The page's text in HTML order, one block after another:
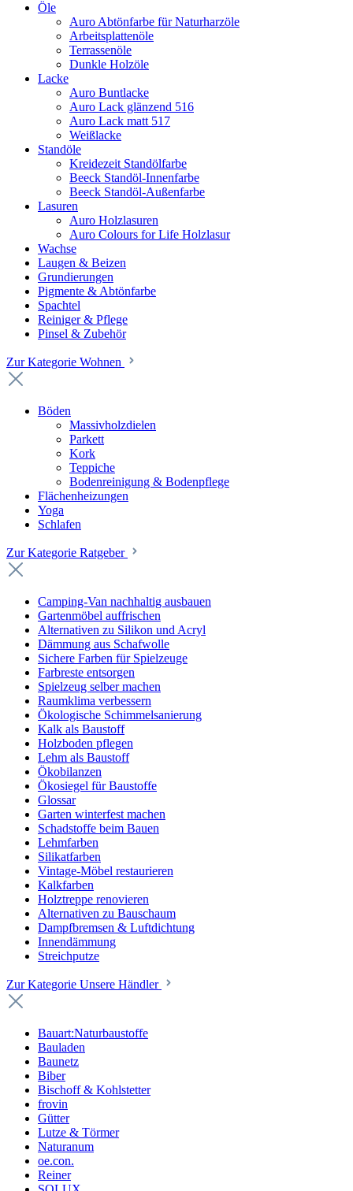
Öle
Auro Abtönfarbe für Naturharzöle
Arbeitsplattenöle
Terrassenöle
Dunkle Holzöle
Lacke
Auro Buntlacke
Auro Lack glänzend 516
Auro Lack matt 517
Weißlacke
Standöle
Kreidezeit Standölfarbe
Beeck Standöl-Innenfarbe
Beeck Standöl-Außenfarbe
Lasuren
Auro Holzlasuren
Auro Colours for Life Holzlasur
Wachse
Laugen & Beizen
Grundierungen
Pigmente & Abtönfarbe
Spachtel
Reiniger & Pflege
Pinsel & Zubehör
Zur Kategorie Wohnen
Böden
Massivholzdielen
Parkett
Kork
Teppiche
Bodenreinigung & Bodenpflege
Flächenheizungen
Yoga
Schlafen
Zur Kategorie Ratgeber
Camping-Van nachhaltig ausbauen
Gartenmöbel auffrischen
Alternativen zu Silikon und Acryl
Dämmung aus Schafwolle
Sichere Farben für Spielzeuge
Farbreste entsorgen
Spielzeug selber machen
Raumklima verbessern
Ökologische Schimmelsanierung
Kalk als Baustoff
Holzboden pflegen
Lehm als Baustoff
Ökobilanzen
Ökosiegel für Baustoffe
Glossar
Garten winterfest machen
Schadstoffe beim Bauen
Lehmfarben
Silikatfarben
Vintage-Möbel restaurieren
Kalkfarben
Holztreppe renovieren
Alternativen zu Bauschaum
Dampfbremsen & Luftdichtung
Innendämmung
Streichputze
Zur Kategorie Unsere Händler
Bauart:Naturbaustoffe
Bauladen
Baunetz
Biber
Bischoff & Kohlstetter
frovin
Gütter
Lutze & Törmer
Naturanum
oe.con.
Reiner